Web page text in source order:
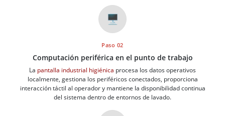
🖥️
Paso 02
Computación periférica en el punto de trabajo
La pantalla industrial higiénica procesa los datos operativos
localmente, gestiona los periféricos conectados, proporciona
interacción táctil al operador y mantiene la disponibilidad continua
del sistema dentro de entornos de lavado.